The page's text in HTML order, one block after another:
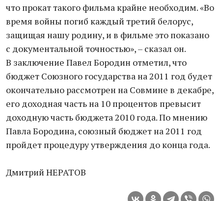
что прокат такого фильма крайне необходим. «Во
время войны погиб каждый третий белорус,
защищая нашу родину, и в фильме это показано
с документальной точностью», – сказал он.
В заключение Павел Бородин отметил, что
бюджет Союзного государства на 2011 год будет
окончательно рассмотрен на Совмине в декабре,
его доходная часть на 10 процентов превысит
доходную часть бюджета 2010 года. По мнению
Павла Бородина, союзный бюджет на 2011 год
пройдет процедуру утверждения до конца года.
Дмитрий НЕРАТОВ